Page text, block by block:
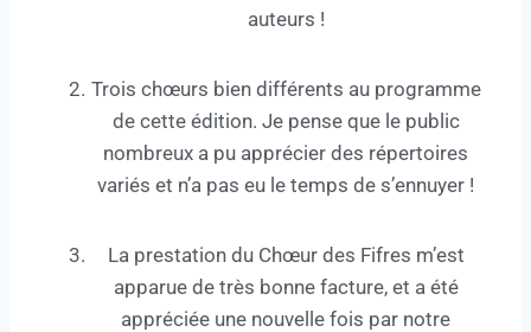
auteurs !
Trois chœurs bien différents au programme
de cette édition. Je pense que le public
nombreux a pu apprécier des répertoires
variés et n’a pas eu le temps de s’ennuyer !
La prestation du Chœur des Fifres m’est
apparue de très bonne facture, et a été
appréciée une nouvelle fois par notre